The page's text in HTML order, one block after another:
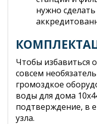
нужно
Чтобы избавиться
совсем
громоздкое
воды для дома
подтверждение, в
узла.